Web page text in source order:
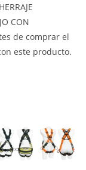
CON
de comprar el
este producto.